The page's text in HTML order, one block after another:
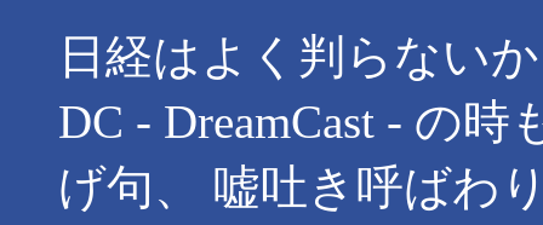
日経はよく判らない
DC - DreamCast - の
げ句、 嘘吐き呼ばわ